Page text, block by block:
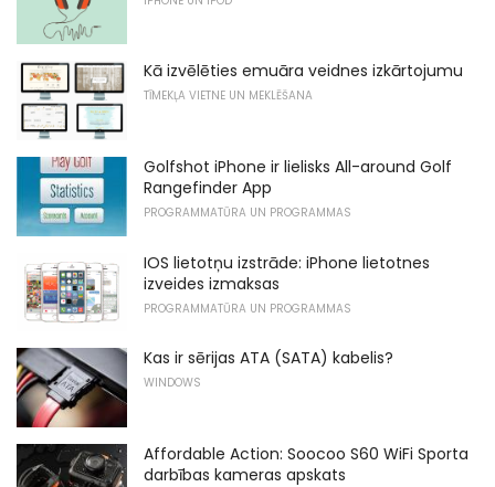
Kā izvēlēties emuāra veidnes izkārtojumu
TĪMEKĻA VIETNE UN MEKLĒŠANA
Golfshot iPhone ir lielisks All-around Golf
Rangefinder App
PROGRAMMATŪRA UN PROGRAMMAS
IOS lietotņu izstrāde: iPhone lietotnes
izveides izmaksas
PROGRAMMATŪRA UN PROGRAMMAS
Kas ir sērijas ATA (SATA) kabelis?
WINDOWS
Affordable Action: Soocoo S60 WiFi Sporta
darbības kameras apskats